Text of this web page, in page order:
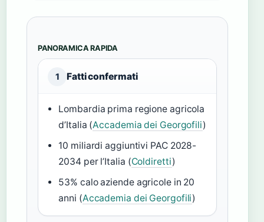
PANORAMICA RAPIDA
1 Fatti confermati
Lombardia prima regione agricola
d’Italia (Accademia dei Georgofili)
10 miliardi aggiuntivi PAC 2028-
2034 per l’Italia (Coldiretti)
53% calo aziende agricole in 20
anni (Accademia dei Georgofili)